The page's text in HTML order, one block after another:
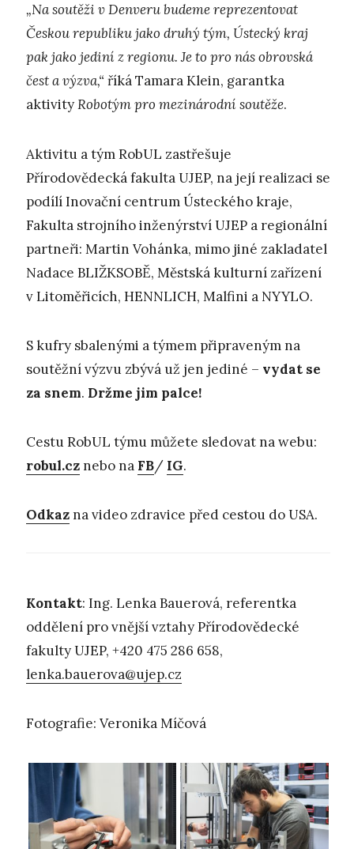
„Na soutěži v Denveru budeme reprezentovat
Českou republiku jako druhý tým, Ústecký kraj
pak jako jediní z regionu. Je to pro nás obrovská
čest a výzva,“ říká Tamara Klein, garantka
aktivityRobotým pro mezinárodní soutěže.
Aktivitu a tým RobUL zastřešuje
Přírodovědecká fakulta UJEP, na její realizaci se
podílí Inovační centrum Ústeckého kraje,
Fakulta strojního inženýrství UJEP a regionální
partneři: Martin Vohánka, mimo jiné zakladatel
Nadace BLIŽKSOBĚ, Městská kulturní zařízení
v Litoměřicích, HENNLICH, Malfini a NYYLO.
S kufry sbalenými a týmem připraveným na
soutěžní výzvu zbývá už jen jediné – vydat se
za snem. Držme jim palce!
Cestu RobUL týmu můžete sledovat na webu:
robul.cznebo na FB/ IG.
Odkazna video zdravice před cestou do USA.
Kontakt: Ing. Lenka Bauerová, referentka
oddělení pro vnější vztahy Přírodovědecké
fakulty UJEP, +420 475 286 658,
lenka.bauerova@ujep.cz
Fotografie: Veronika Míčová